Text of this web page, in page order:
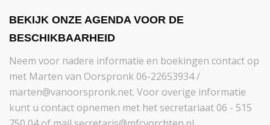
BEKIJK ONZE AGENDA VOOR DE
BESCHIKBAARHEID
Neem voor nadere informatie en boekingen contact op
met Marten van Oorspronk 06-22653934 /
marten@vanoorspronk.net. Voor overige informatie
kunt u contact opnemen met het secretariaat 06 - 515